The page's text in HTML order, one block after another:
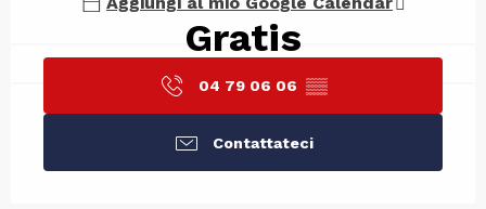
Gratis
04 79 06 06 ▒▒
Contattateci